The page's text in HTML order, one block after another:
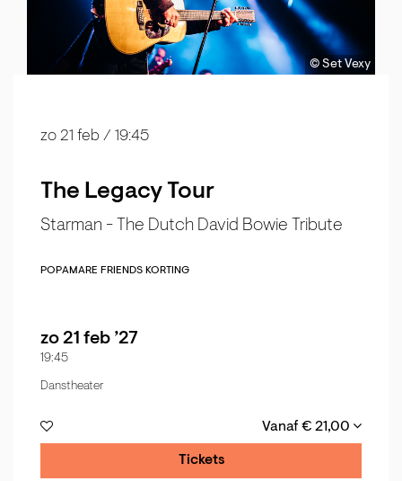
© Set Vexy
The Legacy Tour
Starman - The Dutch David Bowie Tribute
zo 21 feb / 19:45
POPAMARE FRIENDS KORTING
zo 21 feb ’27
19:45
Danstheater
Vanaf € 21,00
Tickets